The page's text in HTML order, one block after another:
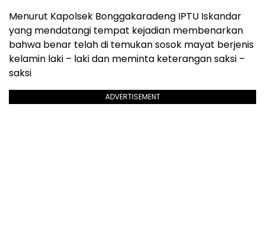
Menurut Kapolsek Bonggakaradeng IPTU Iskandar
yang mendatangi tempat kejadian membenarkan
bahwa benar telah di temukan sosok mayat berjenis
kelamin laki – laki dan meminta keterangan saksi –
saksi
ADVERTISEMENT